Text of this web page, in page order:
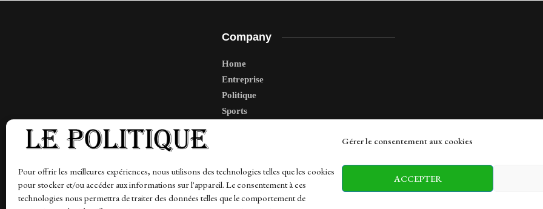
Gérer le consentement aux cookies
Pour offrir les meilleures expériences, nous utilisons des technologies telles que les cookies
pour stocker et/ou accéder aux informations sur l'appareil. Le consentement à ces
technologies nous permettra de traiter des données telles que le comportement de
ACCEPTER
Company
Home
Entreprise
Politique
Sports